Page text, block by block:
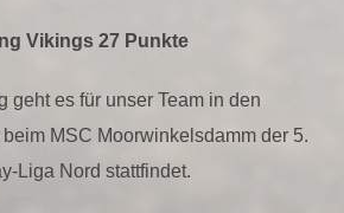
Vikings 27 Punkte
geht es für unser Team in den
MSC Moorwinkelsdamm der 5.
Liga Nord stattfindet.